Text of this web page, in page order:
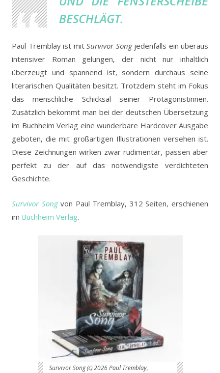
BESCHLÄGT.
Paul Tremblay ist mit Survivor Songjedenfalls ein überaus
intensiver Roman gelungen, der nicht nur inhaltlich
überzeugt und spannend ist, sondern durchaus seine
literarischen Qualitäten besitzt. Trotzdem steht im Fokus
das menschliche Schicksal seiner Protagonistinnen.
Zusätzlich bekommt man bei der deutschen Übersetzung
im Buchheim Verlag eine wunderbare Hardcover Ausgabe
geboten, die mit großartigen Illustrationen versehen ist.
Diese Zeichnungen wirken zwar rudimentär, passen aber
perfekt zu der auf das notwendigste verdichteten
Geschichte.
Survivor Songvon Paul Tremblay, 312 Seiten, erschienen
im Buchheim Verlag.
Survivor Song (c) 2026 Paul Tremblay,